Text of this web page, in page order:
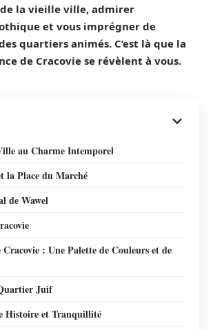
de la vieille ville, admirer
et vous imprégner de
quartiers animés. C’est là que la
de Cracovie se révèlent à vous.
au Charme Intemporel
la Place du Marché
de Wawel
: Une Palette de Couleurs et de
Juif
Histoire et Tranquillité